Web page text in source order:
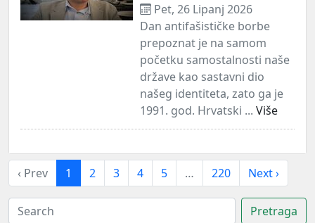
Pet, 26 Lipanj 2026
Dan antifašističke borbe
prepoznat je na samom
početku samostalnosti naše
države kao sastavni dio
našeg identiteta, zato ga je
1991. god. Hrvatski ... Više
‹ Prev 1 2 3 4 5 … 220 Next ›